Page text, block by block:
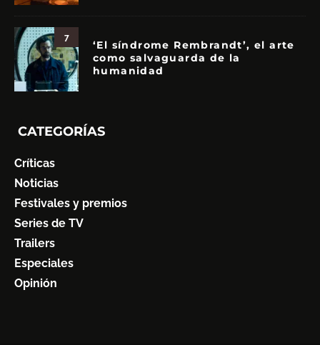
7
‘El síndrome Rembrandt’, el arte
como salvaguarda de la
humanidad
CATEGORÍAS
Críticas
Noticias
Festivales y premios
Series de TV
Trailers
Especiales
Opinión